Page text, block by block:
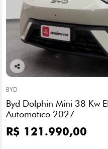
Co
arti
lhe
BYD
Byd Dolphin Mini 38 Kw
Automatico 2027
R$ 121.990,00